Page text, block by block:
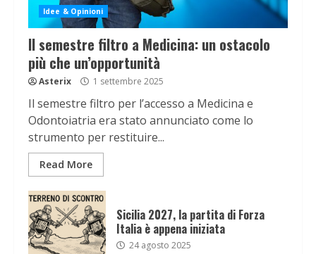
Idee & Opinioni
Il semestre filtro a Medicina: un ostacolo
più che un’opportunità
Asterix 1 settembre 2025
Il semestre filtro per l’accesso a Medicina e
Odontoiatria era stato annunciato come lo
strumento per restituire...
Read More
Sicilia 2027, la partita di Forza
Italia è appena iniziata
24 agosto 2025